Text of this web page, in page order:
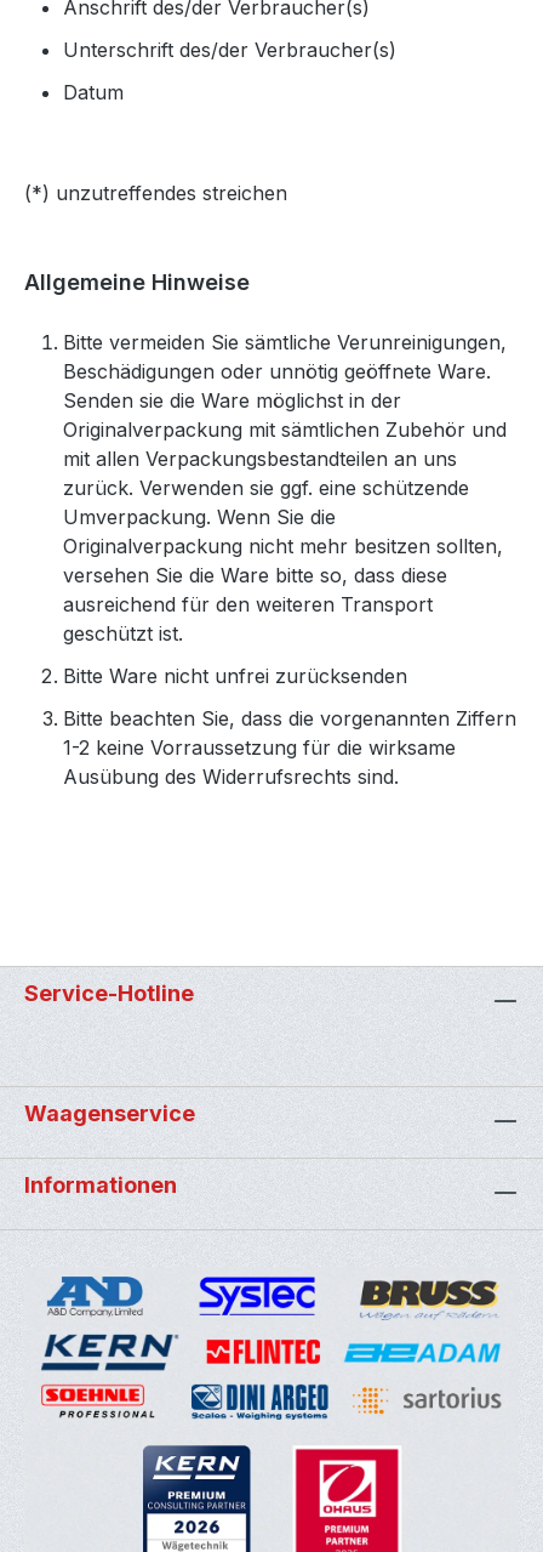
Anschrift des/der Verbraucher(s)
Unterschrift des/der Verbraucher(s)
Datum
(*) unzutreffendes streichen
Allgemeine Hinweise
Bitte vermeiden Sie sämtliche Verunreinigungen,
Beschädigungen oder unnötig geöffnete Ware.
Senden sie die Ware möglichst in der
Originalverpackung mit sämtlichen Zubehör und
mit allen Verpackungsbestandteilen an uns
zurück. Verwenden sie ggf. eine schützende
Umverpackung. Wenn Sie die
Originalverpackung nicht mehr besitzen sollten,
versehen Sie die Ware bitte so, dass diese
ausreichend für den weiteren Transport
geschützt ist.
Bitte Ware nicht unfrei zurücksenden
Bitte beachten Sie, dass die vorgenannten Ziffern
1-2 keine Vorraussetzung für die wirksame
Ausübung des Widerrufsrechts sind.
Service-Hotline
Waagenservice
Informationen